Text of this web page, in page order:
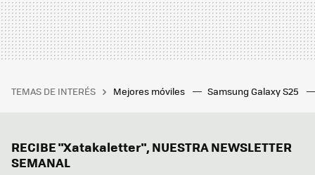
TEMAS DE INTERÉS Mejores móviles Samsung Galaxy S25
RECIBE "Xatakaletter", NUESTRA NEWSLETTER
SEMANAL